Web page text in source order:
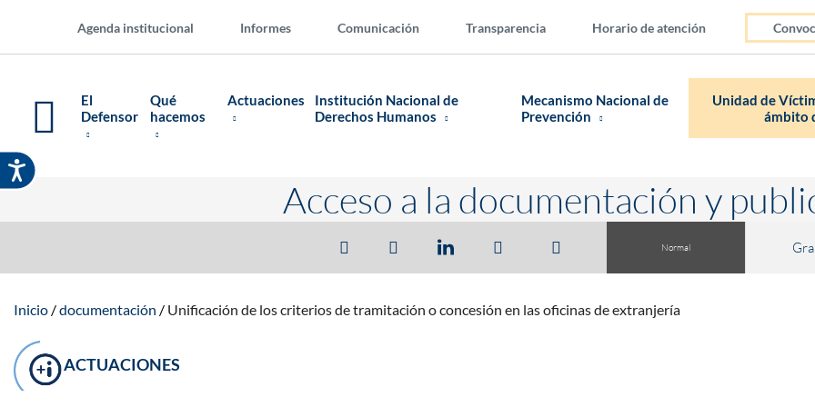
Agenda institucional Informes Comunicación Transparencia Horario de atención
El
Defensor
Qué
hacemos
Actuaciones
Institución Nacional de
Derechos Humanos
Mecanismo Nacional de
Prevención
Unidad de
ámbito
Acceso a la documentación y
Normal
Inicio documentación Unificación de los criterios de tramitación o concesión en las oficinas de extranjería
ACTUACIONES